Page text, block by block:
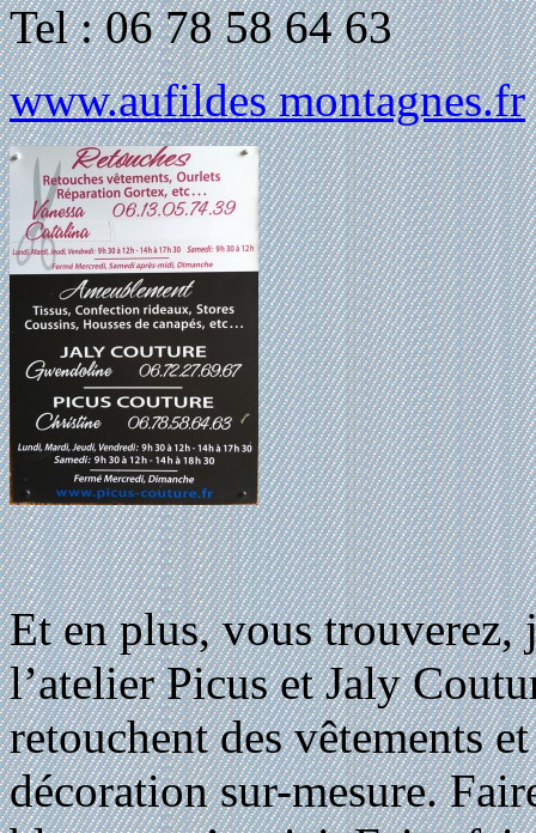
Tel : 06 78 58 64 63
www.aufildes montagnes.fr
Et en plus, vous trouverez,
l’atelier Picus et Jaly
retouchent des vêtements
décoration sur-mesure.